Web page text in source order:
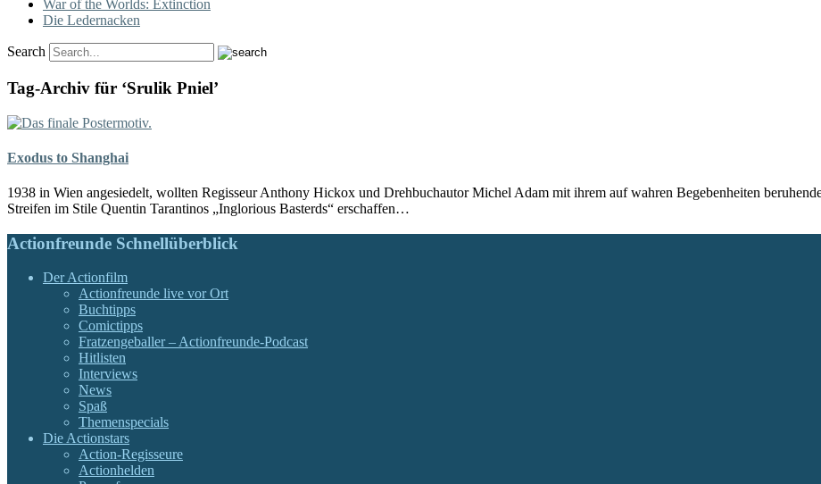
War of the Worlds: Extinction
Die Ledernacken
Search
Tag-Archiv für ‘Srulik Pniel’
Exodus to Shanghai
1938 in Wien angesiedelt, wollten Regisseur Anthony Hickox und Drehbuchautor Michel Adam mit ihrem auf wahren Begebenheiten
Streifen im Stile Quentin Tarantinos „Inglorious Basterds“ erschaffen…
Actionfreunde Schnellüberblick
Der Actionfilm
Actionfreunde live vor Ort
Buchtipps
Comictipps
Fratzengeballer – Actionfreunde-Podcast
Hitlisten
Interviews
News
Spaß
Themenspecials
Die Actionstars
Action-Regisseure
Actionhelden